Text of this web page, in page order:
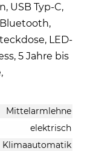
USB Typ-C,
Bluetooth,
LED-
5 Jahre bis
Mittelarmlehne
elektrisch
Klimaautomatik